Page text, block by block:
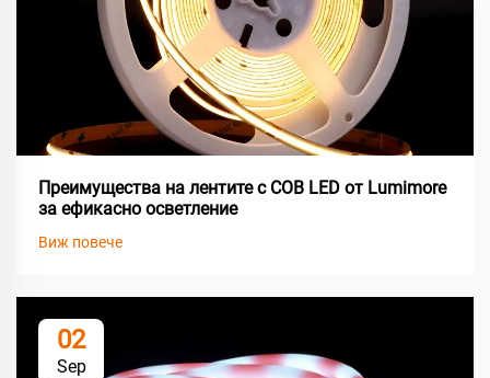
Преимущества на лентите с COB LED от Lumimore
за ефикасно осветление
Виж повече
02
Sep